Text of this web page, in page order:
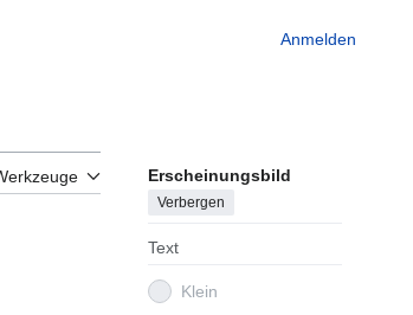
Anmelden
Erscheinungsbild
Verbergen
Text
Klein